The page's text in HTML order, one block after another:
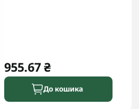
955.67 ₴
До кошика